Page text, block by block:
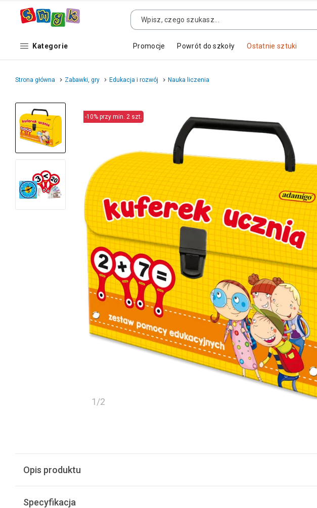
Kategorie Promocje Powrót do szkoły Ostatnie sztuki
Strona główna Zabawki, gry Edukacja i rozwój Nauka liczenia
-10% przy min. 2 szt.
1/2
Opis produktu
Specyfikacja